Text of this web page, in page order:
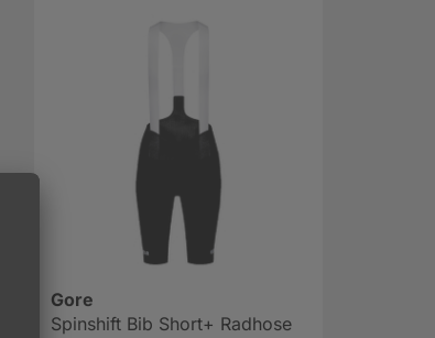
Gore
Spinshift Bib Short+ Radhose